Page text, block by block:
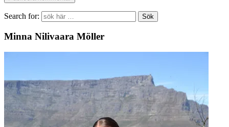
Search for:
Minna Nilivaara Möller